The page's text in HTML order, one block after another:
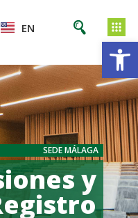
EN
SEDE MÁLAGA
y